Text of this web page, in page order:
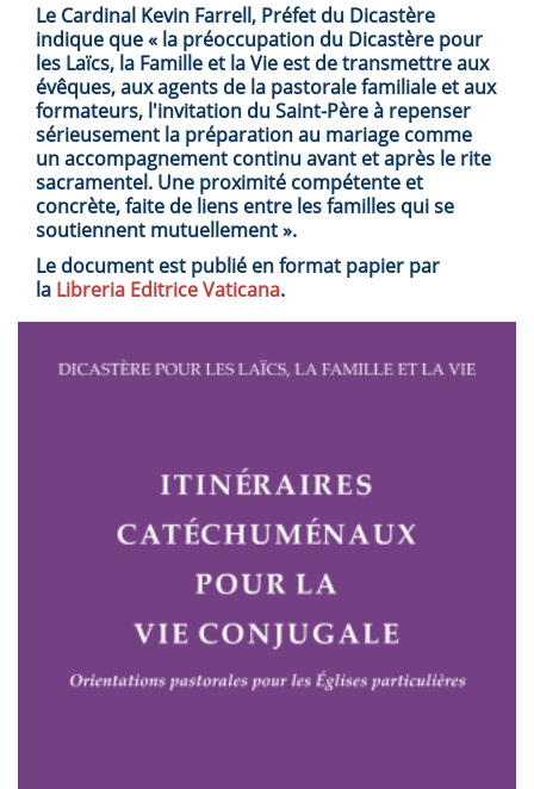
Le Cardinal Kevin Farrell, Préfet du Dicastère
indique que « la préoccupation du Dicastère pour
les Laïcs, la Famille et la Vie est de transmettre aux
évêques, aux agents de la pastorale familiale et aux
formateurs, l'invitation du Saint-Père à repenser
sérieusement la préparation au mariage comme
un accompagnement continu avant et après le rite
sacramentel. Une proximité compétente et
concrète, faite de liens entre les familles qui se
soutiennent mutuellement ».
Le document est publié en format papier par
la Libreria Editrice Vaticana.